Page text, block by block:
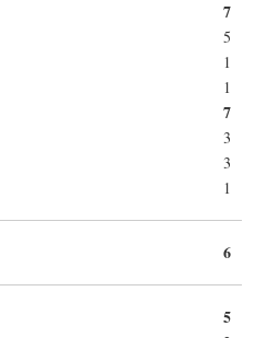
7
5
1
1
7
3
3
1
6
5